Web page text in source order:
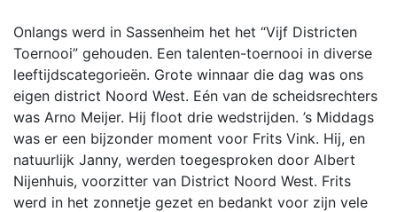
Onlangs werd in Sassenheim het het “Vijf Districten
Toernooi” gehouden. Een talenten-toernooi in diverse
leeftijdscategorieën. Grote winnaar die dag was ons
eigen district Noord West. Eén van de scheidsrechters
was Arno Meijer. Hij floot drie wedstrijden. ’s Middags
was er een bijzonder moment voor Frits Vink. Hij, en
natuurlijk Janny, werden toegesproken door Albert
Nijenhuis, voorzitter van District Noord West. Frits
werd in het zonnetje gezet en bedankt voor zijn vele